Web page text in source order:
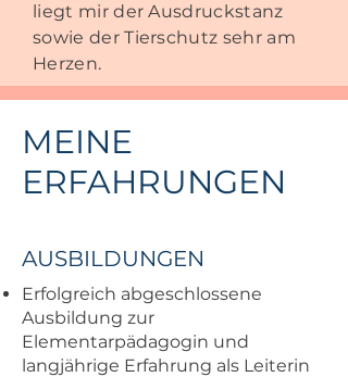
liegt mir der Ausdruckstanz
sowie der Tierschutz sehr am
Herzen.
MEINE
ERFAHRUNGEN
AUSBILDUNGEN
Erfolgreich abgeschlossene
Ausbildung zur
Elementarpädagogin und
langjährige Erfahrung als Leiterin